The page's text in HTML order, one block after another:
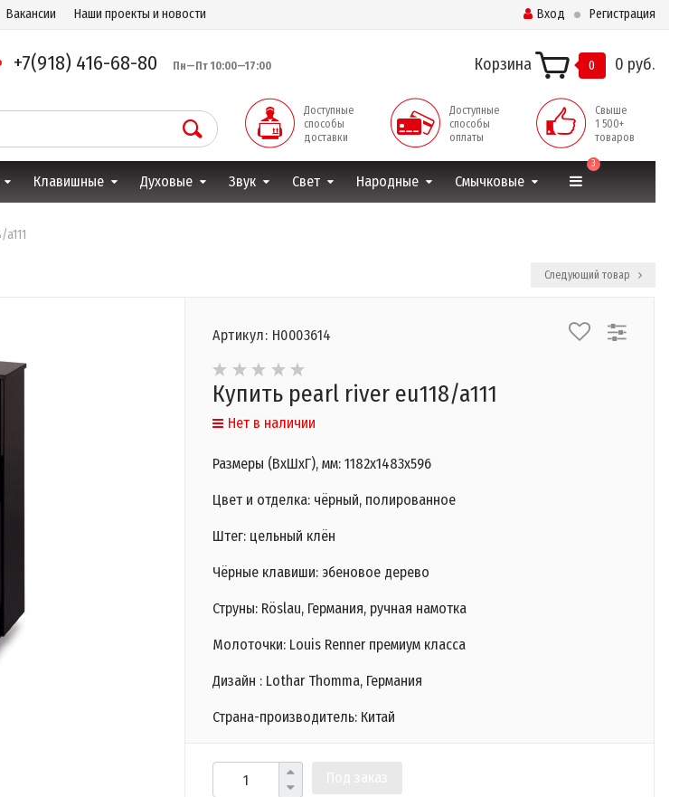
Вакансии Наши проекты и новости Вход Регистрация
+7(918) 416-68-80 Пн—Пт 10:00—17:00 Корзина 0 0 руб.
Доступные
способы
доставки
Доступные
способы
оплаты
Свыше
1 500+
товаров
Клавишные Духовые Звук Свет Народные Смычковые
3
Следующий товар
Артикул: Н0003614
Купить pearl river eu118/a111
Нет в наличии
Размеры (ВхШхГ), мм: 1182х1483х596
Цвет и отделка: чёрный, полированное
Штег: цельный клён
Чёрные клавиши: эбеновое дерево
Струны: Röslau, Германия, ручная намотка
Молоточки: Louis Renner премиум класса
Дизайн : Lothar Thomma, Германия
Страна-производитель: Китай